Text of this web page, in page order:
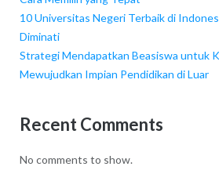
10 Universitas Negeri Terbaik di
Diminati
Strategi Mendapatkan Beasiswa untuk
Mewujudkan Impian Pendidikan di Luar
Recent Comments
No comments to show.